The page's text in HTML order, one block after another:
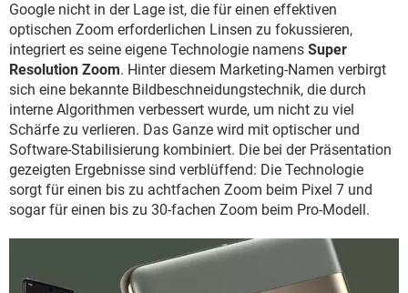
Google nicht in der Lage ist, die für einen effektiven
optischen Zoom erforderlichen Linsen zu fokussieren,
integriert es seine eigene Technologie namens Super
Resolution Zoom. Hinter diesem Marketing-Namen verbirgt
sich eine bekannte Bildbeschneidungstechnik, die durch
interne Algorithmen verbessert wurde, um nicht zu viel
Schärfe zu verlieren. Das Ganze wird mit optischer und
Software-Stabilisierung kombiniert. Die bei der Präsentation
gezeigten Ergebnisse sind verblüffend: Die Technologie
sorgt für einen bis zu achtfachen Zoom beim Pixel 7 und
sogar für einen bis zu 30-fachen Zoom beim Pro-Modell.